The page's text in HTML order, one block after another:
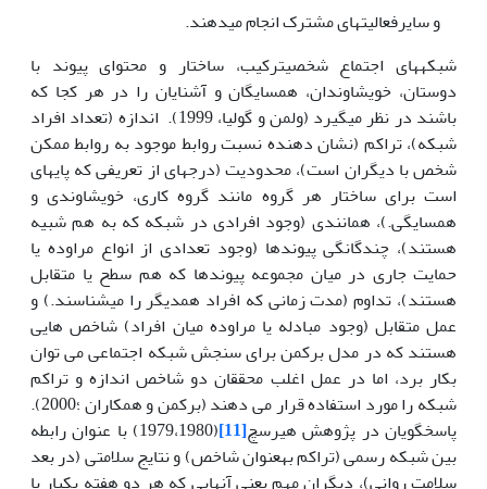
و سایرفعالیت­های مشترک انجام می­دهند.
شبکه­های اجتماع شخصیترکیب، ساختار و محتوای پیوند با
دوستان، خویشاوندان، همسایگان و آشنایان را در هر کجا که
باشند در نظر می­گیرد (ولمن و گولیا، 1999). اندازه (تعداد افراد
شبکه)، تراکم (نشان دهنده نسبت روابط موجود به روابط ممکن
شخص با دیگران است)، محدودیت (درجه­ای از تعریفی که پایه­ای
است برای ساختار هر گروه مانند گروه کاری، خویشاوندی و
همسایگی.)، همانندی (وجود افرادی در شبکه که به هم شبیه
هستند)، چندگانگی پیوندها (وجود تعدادی از انواع مراوده یا
حمایت جاری در میان مجموعه پیوندها که هم سطح یا متقابل
هستند)، تداوم (مدت زمانی که افراد همدیگر را می­شناسند.) و
عمل متقابل (وجود مبادله یا مراوده میان افراد) شاخص هایی
هستند که در مدل برکمن برای سنجش شبکه اجتماعی می توان
بکار برد، اما در عمل اغلب محققان دو شاخص اندازه و تراکم
شبکه را مورد استفاده قرار می دهند (برکمن و همکاران ؛2000).
پاسخ­گویان در پژوهش هیرسچ[11]
(1979،1980) با عنوان رابطه
بین شبکه رسمی (تراکم به­عنوان شاخص) و نتایج سلامتی (در بعد